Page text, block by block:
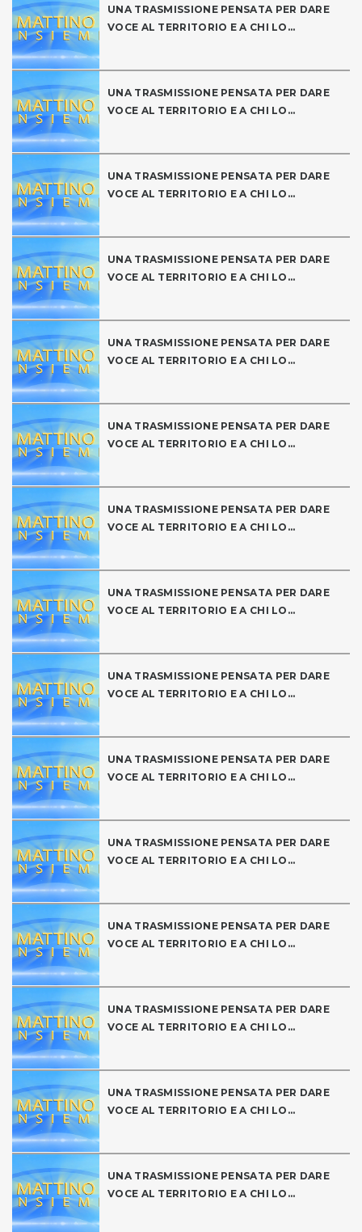
UNA TRASMISSIONE PENSATA PER DARE
VOCE AL TERRITORIO E A CHI LO...
UNA TRASMISSIONE PENSATA PER DARE
VOCE AL TERRITORIO E A CHI LO...
UNA TRASMISSIONE PENSATA PER DARE
VOCE AL TERRITORIO E A CHI LO...
UNA TRASMISSIONE PENSATA PER DARE
VOCE AL TERRITORIO E A CHI LO...
UNA TRASMISSIONE PENSATA PER DARE
VOCE AL TERRITORIO E A CHI LO...
UNA TRASMISSIONE PENSATA PER DARE
VOCE AL TERRITORIO E A CHI LO...
UNA TRASMISSIONE PENSATA PER DARE
VOCE AL TERRITORIO E A CHI LO...
UNA TRASMISSIONE PENSATA PER DARE
VOCE AL TERRITORIO E A CHI LO...
UNA TRASMISSIONE PENSATA PER DARE
VOCE AL TERRITORIO E A CHI LO...
UNA TRASMISSIONE PENSATA PER DARE
VOCE AL TERRITORIO E A CHI LO...
UNA TRASMISSIONE PENSATA PER DARE
VOCE AL TERRITORIO E A CHI LO...
UNA TRASMISSIONE PENSATA PER DARE
VOCE AL TERRITORIO E A CHI LO...
UNA TRASMISSIONE PENSATA PER DARE
VOCE AL TERRITORIO E A CHI LO...
UNA TRASMISSIONE PENSATA PER DARE
VOCE AL TERRITORIO E A CHI LO...
UNA TRASMISSIONE PENSATA PER DARE
VOCE AL TERRITORIO E A CHI LO...